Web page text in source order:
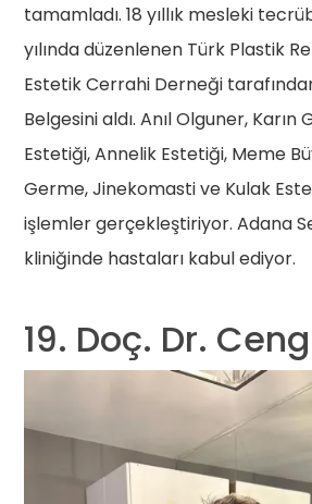
tamamladı. 18 yıllık mesleki
yılında düzenlenen Türk Plastik
Estetik Cerrahi Derneği
Belgesini aldı. Anıl Olguner, Karın
Estetiği, Annelik Estetiği, Meme
Germe, Jinekomasti ve Kulak
işlemler gerçekleştiriyor. Adana
kliniğinde hastaları kabul ediyor.
19. Doç. Dr.